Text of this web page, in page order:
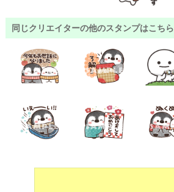
同じクリエイターの他のスタンプはこちら